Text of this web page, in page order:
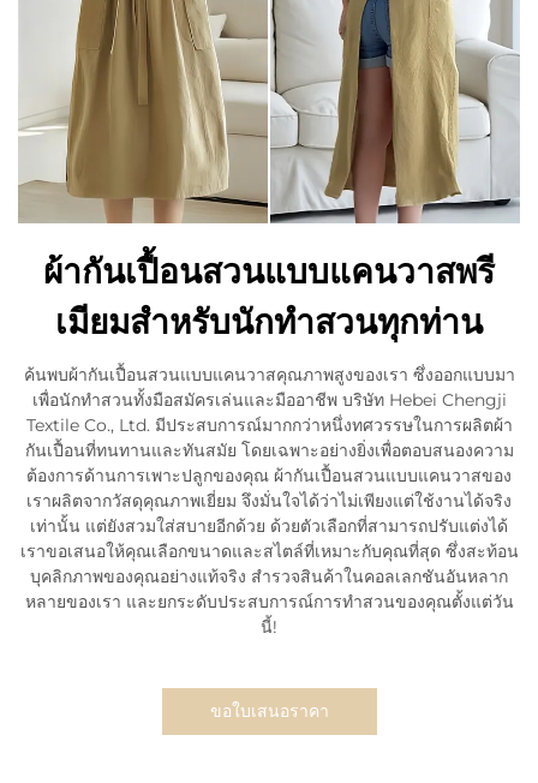
ผ้ากันเปื้อนสวนแบบแคนวาสพรี
เมียมสำหรับนักทำสวนทุกท่าน
ค้นพบผ้ากันเปื้อนสวนแบบแคนวาสคุณภาพสูงของเรา ซึ่งออกแบบมา
เพื่อนักทำสวนทั้งมือสมัครเล่นและมืออาชีพ บริษัท Hebei Chengji
Textile Co., Ltd. มีประสบการณ์มากกว่าหนึ่งทศวรรษในการผลิตผ้า
กันเปื้อนที่ทนทานและทันสมัย โดยเฉพาะอย่างยิ่งเพื่อตอบสนองความ
ต้องการด้านการเพาะปลูกของคุณ ผ้ากันเปื้อนสวนแบบแคนวาสของ
เราผลิตจากวัสดุคุณภาพเยี่ยม จึงมั่นใจได้ว่าไม่เพียงแต่ใช้งานได้จริง
เท่านั้น แต่ยังสวมใส่สบายอีกด้วย ด้วยตัวเลือกที่สามารถปรับแต่งได้
เราขอเสนอให้คุณเลือกขนาดและสไตล์ที่เหมาะกับคุณที่สุด ซึ่งสะท้อน
บุคลิกภาพของคุณอย่างแท้จริง สำรวจสินค้าในคอลเลกชันอันหลาก
หลายของเรา และยกระดับประสบการณ์การทำสวนของคุณตั้งแต่วัน
นี้!
ขอใบเสนอราคา